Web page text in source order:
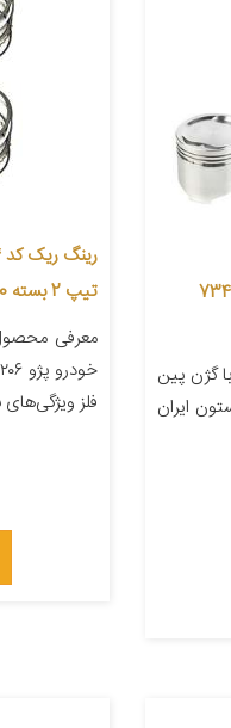
پین موتور عظام کد 7341
معرفی محصول ;پیستون پراید 025 با گژن پین
ایران
تیپ 2 بسته 20 عددی
معرفی
فلز